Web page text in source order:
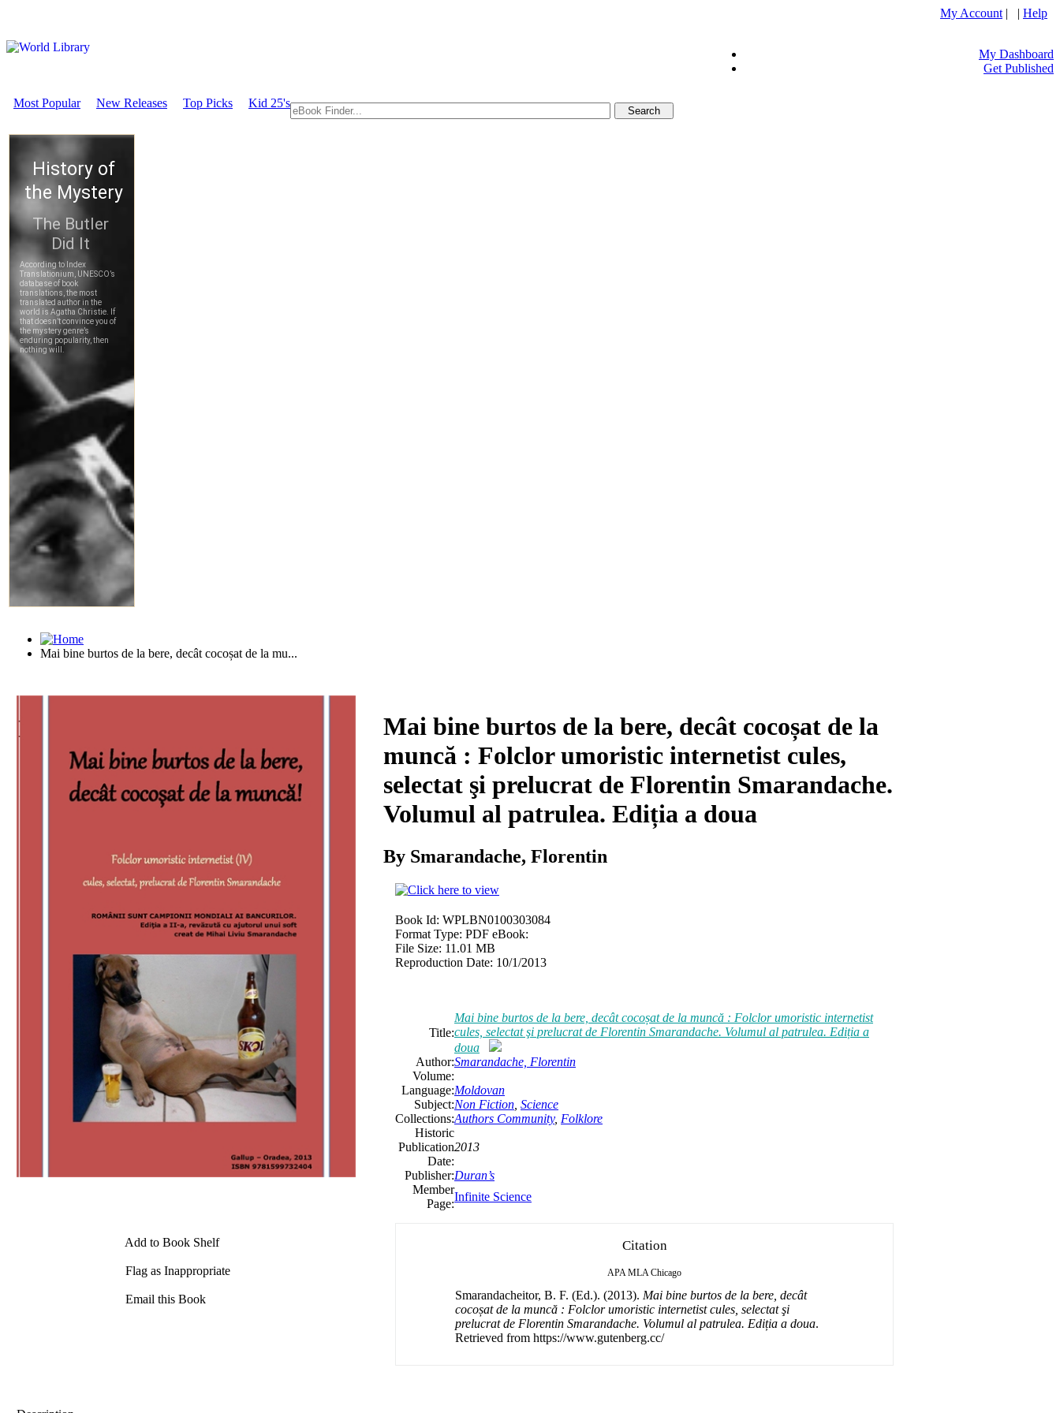
My Account | | Help
My Dashboard
Get Published
Most Popular New Releases Top Picks Kid 25's
Mai bine burtos de la bere, decât cocoșat de la mu...
Add to Book Shelf
Flag as Inappropriate
Email this Book
Mai bine burtos de la bere, decât cocoșat de la
muncă : Folclor umoristic internetist cules,
selectat şi prelucrat de Florentin Smarandache.
Volumul al patrulea. Ediția a doua
By Smarandache, Florentin
Book Id: WPLBN0100303084
Format Type: PDF eBook:
File Size: 11.01 MB
Reproduction Date: 10/1/2013
Title:
Mai bine burtos de la bere, decât cocoșat de la muncă : Folclor umoristic internetist
cules, selectat şi prelucrat de Florentin Smarandache. Volumul al patrulea. Ediția a
doua
Author:Smarandache, Florentin
Volume:
Language:Moldovan
Subject:Non Fiction Science
Collections:Authors Community, Folklore
Historic
Publication
Date:
2013
Publisher:Duran’s
Member
Page:
Infinite Science
Citation
APA MLA Chicago
Smarandacheitor, B. F. (Ed.). (2013). Mai bine burtos de la bere, decât
cocoșat de la muncă : Folclor umoristic internetist cules, selectat şi
prelucrat de Florentin Smarandache. Volumul al patrulea. Ediția a doua.
Retrieved from https://www.gutenberg.cc/